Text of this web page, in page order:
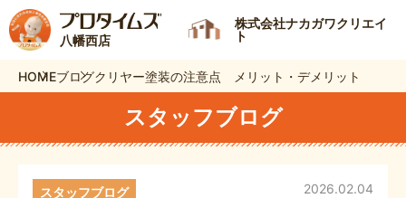
八幡西店
株式会社ナカガワクリエイ
ト
HOMEブログクリヤー塗装の注意点 メリット・デメリット
スタッフブログ
2026.02.04
スタッフブログ